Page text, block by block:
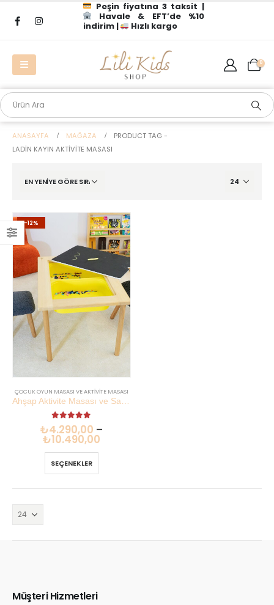
Peşin fiyatına 3 taksit |
Havale & EFT’de %10
indirim |
Hızlı kargo
0
ANASAYFA MAĞAZA
PRODUCT TAG -
LADIN KAYIN AKTIVITE MASASI
-12%
ÇOCUK OYUN MASASI VE AKTIVITE MASASI
5.00 out of 5
₺4.290,00 –
₺10.490,00
SEÇENEKLER
Müşteri Hizmetleri